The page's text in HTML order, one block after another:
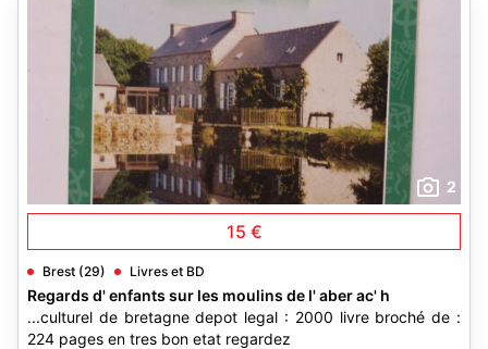
2
15 €
Brest (29) Livres et BD
Regards d' enfants sur les moulins de l' aber ac' h
...culturel de bretagne depot legal : 2000 livre broché de :
224 pages en tres bon etat regardez